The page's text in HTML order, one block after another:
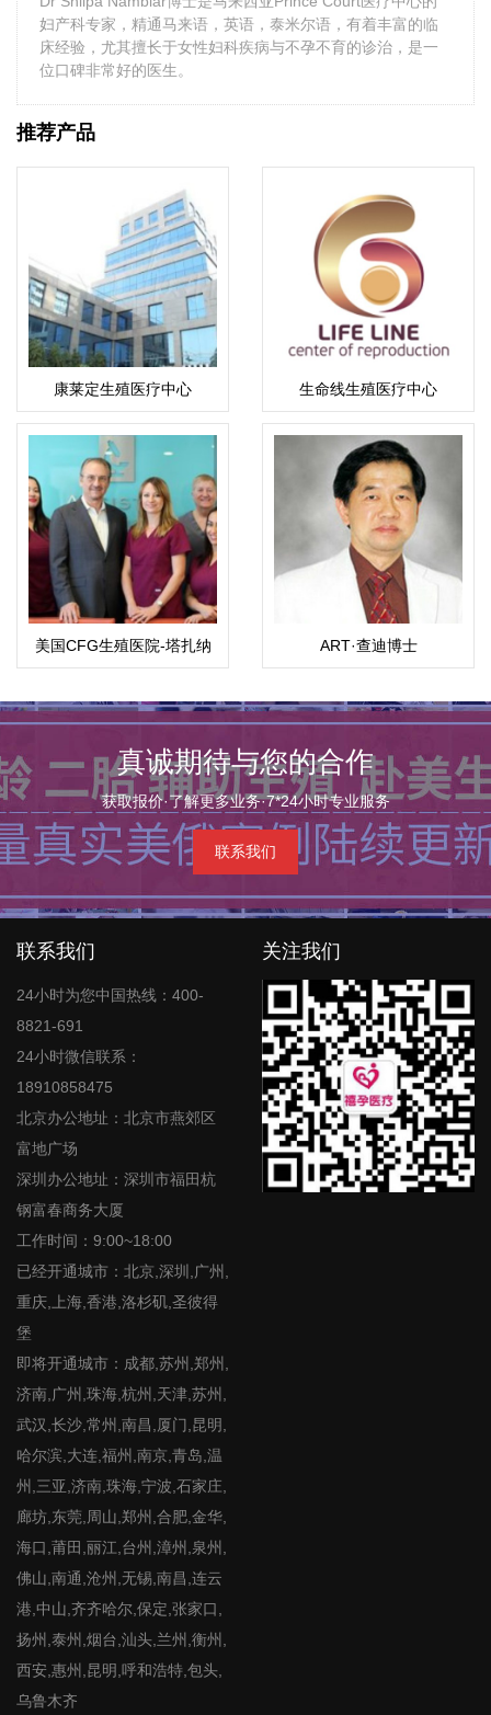
妇产科专家，精通马来语，英语，泰米尔语，有着丰富的临
床经验，尤其擅长于女性妇科疾病与不孕不育的诊治，是一
位口碑非常好的医生。
推荐产品
康莱定生殖医疗中心 生命线生殖医疗中心
美国CFG生殖医院-塔扎纳
总院
ART·查迪博士
真诚期待与您的合作
获取报价·了解更多业务·7*24小时专业服务
联系我们
联系我们
24小时为您中国热线：400-
8821-691
24小时微信联系：
18910858475
北京办公地址：北京市燕郊区
富地广场
深圳办公地址：深圳市福田杭
钢富春商务大厦
工作时间：9:00~18:00
已经开通城市：北京,深圳,广州,
重庆,上海,香港,洛杉矶,圣彼得
堡
即将开通城市：成都,苏州,郑州,
济南,广州,珠海,杭州,天津,苏州,
武汉,长沙,常州,南昌,厦门,昆明,
哈尔滨,大连,福州,南京,青岛,温
州,三亚,济南,珠海,宁波,石家庄,
廊坊,东莞,周山,郑州,合肥,金华,
海口,莆田,丽江,台州,漳州,泉州,
佛山,南通,沧州,无锡,南昌,连云
港,中山,齐齐哈尔,保定,张家口,
扬州,泰州,烟台,汕头,兰州,衡州,
西安,惠州,昆明,呼和浩特,包头,
乌鲁木齐
关注我们